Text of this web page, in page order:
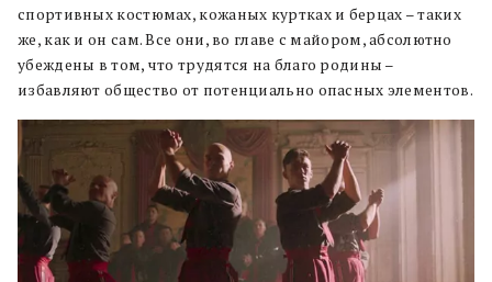
спортивных костюмах, кожаных куртках и берцах – таких
же, как и он сам. Все они, во главе с майором, абсолютно
убеждены в том, что трудятся на благо родины –
избавляют общество от потенциально опасных элементов.